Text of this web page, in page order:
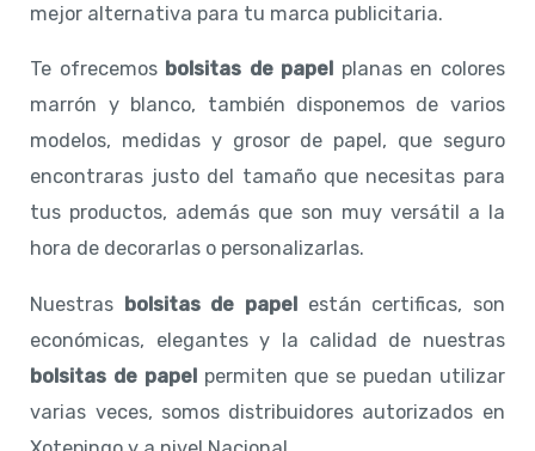
mejor alternativa para tu marca publicitaria.
Te ofrecemos bolsitas de papel planas en colores
marrón y blanco, también disponemos de varios
modelos, medidas y grosor de papel, que seguro
encontraras justo del tamaño que necesitas para
tus productos, además que son muy versátil a la
hora de decorarlas o personalizarlas.
Nuestras bolsitas de papel están certificas, son
económicas, elegantes y la calidad de nuestras
bolsitas de papelpermiten que se puedan utilizar
varias veces, somos distribuidores autorizados en